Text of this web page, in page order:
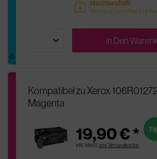
sold Nachbestellt
Bestellbar, Lieferfrist 5-14
In Den
Kompatibel zu Xerox
Magenta
19,90 € *
inkl. MwSt. zzgl. Versandkosten